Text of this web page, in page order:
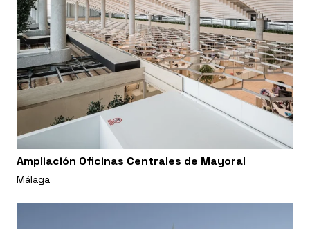
Ampliación Oficinas Centrales de Mayoral
Málaga